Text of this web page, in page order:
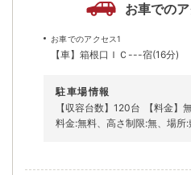
お車での
お車でのアクセス1
【車】箱根口ＩＣ---宿(16分)
駐車場情報
【収容台数】120台
【料金】
料金:無料、高さ制限:無、場所: